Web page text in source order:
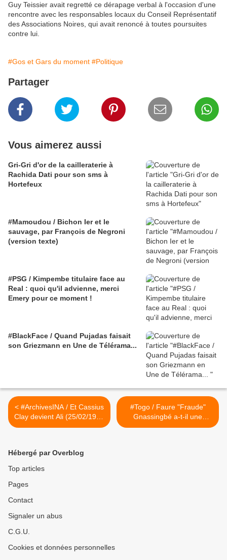
Guy Teissier avait regretté ce dérapage verbal à l'occasion d'une
rencontre avec les responsables locaux du Conseil Représentatif
des Associations Noires, qui avait renoncé à toutes poursuites
contre lui.
#Gos et Gars du moment #Politique
Partager
Vous aimerez aussi
Gri-Gri d'or de la cailleraterie à
Rachida Dati pour son sms à
Hortefeux
#Mamoudou / Bichon Ier et le
sauvage, par François de Negroni
(version texte)
#PSG / Kimpembe titulaire face au
Real : quoi qu'il advienne, merci
Emery pour ce moment !
#BlackFace / Quand Pujadas faisait
son Griezmann en Une de Télérama...
< #ArchivesINA / Et Cassius
Clay devient Ali (25/02/1964
#WilliamKlein #Philippe
#Togo / Faure "Fraude"
Gnassingbé a-t-il une
chance de perdre la
Hébergé par Overblog
Top articles
Pages
Contact
Signaler un abus
C.G.U.
Cookies et données personnelles